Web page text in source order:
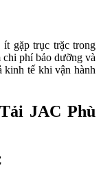
gặp trục trặc trong
phí bảo dưỡng và
kinh tế khi vận hành
JAC Phù